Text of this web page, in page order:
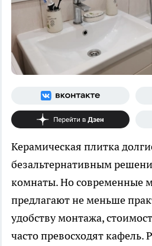
Керамическая плитка
безальтернативным
комнаты. Но современные
предлагают не меньше
удобству монтажа,
часто превосходят кафель.